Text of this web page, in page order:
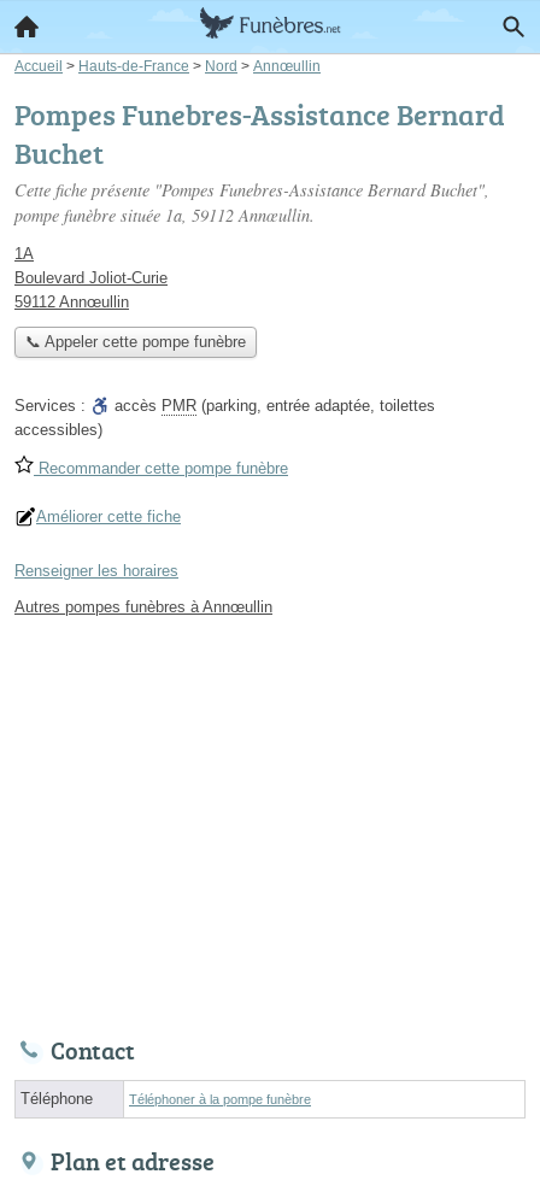
Accueil > Hauts-de-France > Nord > Annœullin
Pompes Funebres-Assistance Bernard
Buchet
Cette fiche présente "Pompes Funebres-Assistance Bernard Buchet",
pompe funèbre située 1a, 59112 Annœullin.
1A
Boulevard Joliot-Curie
59112 Annœullin
📞 Appeler cette pompe funèbre
Services : accès PMR (parking, entrée adaptée, toilettes
accessibles)
Recommander cette pompe funèbre
Améliorer cette fiche
Renseigner les horaires
Autres pompes funèbres à Annœullin
Contact
Téléphone Téléphoner à la pompe funèbre
Plan et adresse